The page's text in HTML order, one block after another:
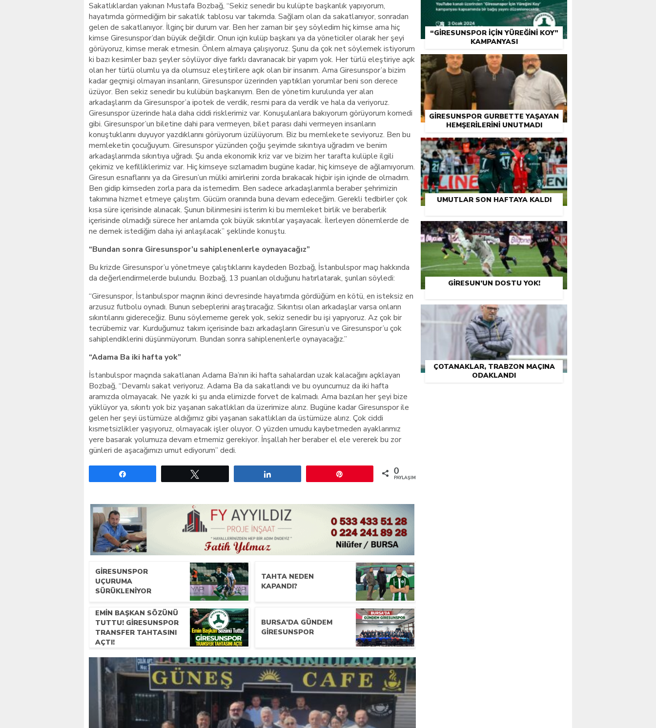
Sakatlıklardan yakınan Mustafa Bozbağ, “Sekiz senedir bu kulüpte başkanlık yapıyorum,
hayatımda görmediğim bir sakatlık tablosu var takımda. Sağlam olan da sakatlanıyor, sonradan
gelen de sakatlanıyor. İlginç bir durum var. Ben her zaman bir şey söyledim hiç kimse ama hiç
kimse Giresunspor’dan büyük değildir. Onun için kulüp başkanı ya da yöneticiler olarak her şeyi
görüyoruz, kimse merak etmesin. Önlem almaya çalışıyoruz. Şunu da çok net söylemek istiyorum
ki bazı kesimler bazı şeyler söylüyor diye farklı davranacak bir yapım yok. Her türlü eleştiriye açık
olan her türlü olumlu ya da olumsuz eleştirilere açık olan bir insanım. Ama Giresunspor’a bizim
kadar geçmişi olmayan insanların, Giresunspor üzerinden yaptıkları yorumlar beni son derece
üzüyor. Ben sekiz senedir bu kulübün başkanıyım. Ben de yönetim kurulunda yer alan
arkadaşlarım da Giresunspor’a ipotek de verdik, resmi para da verdik ve hala da veriyoruz.
Giresunspor üzerinde hala daha ciddi risklerimiz var. Konuşulanlara bakıyorum görüyorum komedi
gibi. Giresunspor’un biletine dahi para vermeyen, bilet parası dahi vermeyen insanların
konuştuklarını duyuyor yazdıklarını görüyorum üzülüyorum. Biz bu memlekete seviyoruz. Ben bu
memleketin çocuğuyum. Giresunspor yüzünden çoğu şeyimde sıkıntıya uğradım ve benim
arkadaşlarımda sıkıntıya uğradı. Şu anda ekonomik kriz var ve bizim her tarafta kulüple ilgili
çekimiz ve kefilliklerimiz var. Hiç kimseye sızlamadım bugüne kadar, hiç kimseye de ağlamıyorum.
Giresun esnaflarını ya da Giresun’un mülki amirlerini zorda bırakacak hiçbir işin içinde de olmadım.
Ben gidip kimseden zorla para da istemedim. Ben sadece arkadaşlarımla beraber şehrimizin
takımına hizmet etmeye çalıştım. Gücüm oranında buna devam edeceğim. Gerekli tedbirler çok
kısa süre içerisinde alınacak. Şunun bilinmesini isterim ki bu memleket birlik ve beraberlik
içerisinde olmadığı sürece her anlamda çok büyük sıkıntılar yaşayacak. İlerleyen dönemlerde de
ne demek istediğim daha iyi anlaşılacak” şeklinde konuştu.
“Bundan sonra Giresunspor’u sahiplenenlerle oynayacağız”
Bu krizde Giresunspor’u yönetmeye çalıştıklarını kaydeden Bozbağ, İstanbulspor maçı hakkında
da değerlendirmelerde bulundu. Bozbağ, 13 puanları olduğunu hatırlatarak, şunları söyledi:
“Giresunspor, İstanbulspor maçının ikinci devresinde hayatımda gördüğüm en kötü, en isteksiz en
arzusuz futbolu oynadı. Bunun sebeplerini araştıracağız. Sıkıntısı olan arkadaşlar varsa onların
sıkıntılarını gidereceğiz. Bunu söylememe gerek yok, sekiz senedir bu işi yapıyoruz. Az çok bir
tecrübemiz var. Kurduğumuz takım içerisinde bazı arkadaşların Giresun’u ve Giresunspor’u çok
sahiplendiklerini düşünmüyorum. Bundan sonra sahiplenenlerle oynayacağız.”
“Adama Ba iki hafta yok”
İstanbulspor maçında sakatlanan Adama Ba’nın iki hafta sahalardan uzak kalacağını açıklayan
Bozbağ, “Devamlı sakat veriyoruz. Adama Ba da sakatlandı ve bu oyuncumuz da iki hafta
aramızda olmayacak. Ne yazık ki şu anda elimizde forvet de kalmadı. Ama bazıları her şeyi bize
yüklüyor ya, sıkıntı yok biz yaşanan sakatlıkları da üzerimize alırız. Bugüne kadar Giresunspor ile
gelen her şeyi üstümüze aldığımız gibi yaşanan sakatlıkları da üstümüze alırız. Çok ciddi
kısmetsizlikler yaşıyoruz, olmayacak işler oluyor. O yüzden umudu kaybetmeden ayaklarımız
yere basarak yolumuza devam etmemiz gerekiyor. İnşallah her beraber el ele vererek bu zor
günleri de aşacağımızı umut ediyorum” dedi.
0
PAYLAŞIMLAR
GIRESUNSPOR
UÇURUMA
SÜRÜKLENIYOR
TAHTA NEDEN
KAPANDI?
EMIN BAŞKAN SÖZÜNÜ
TUTTU! GIRESUNSPOR
TRANSFER TAHTASINI
AÇTI!
BURSA’DA GÜNDEM
GIRESUNSPOR
“GIRESUNSPOR İÇIN YÜREĞINI KOY”
KAMPANYASI
GIRESUNSPOR GURBETTE YAŞAYAN
HEMŞERILERINI UNUTMADI
UMUTLAR SON HAFTAYA KALDI
GIRESUN’UN DOSTU YOK!
ÇOTANAKLAR, TRABZON MAÇINA
ODAKLANDI